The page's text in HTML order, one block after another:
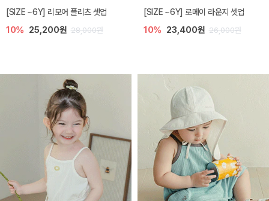
[SIZE ~6Y] 리모어 플리츠 셋업
10% 25,200원 28,000원
[SIZE ~6Y] 로메이 라운지 셋업
10% 23,400원 26,000원